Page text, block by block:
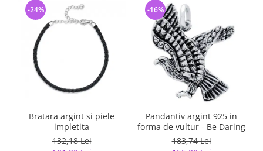
Bratara argint si piele
impletita
132,18 Lei
-24%
Pandantiv argint 925 in
forma de vultur - Be Daring
183,74 Lei
-16%